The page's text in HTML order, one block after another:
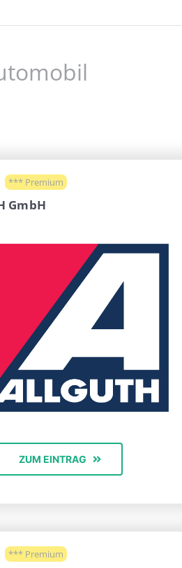
*** Premium
GmbH
ZUM EINTRAG
*** Premium